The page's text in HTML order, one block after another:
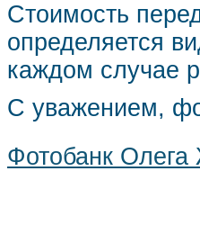
Стоимость
определяется
каждом случае
С уважением,
Фотобанк